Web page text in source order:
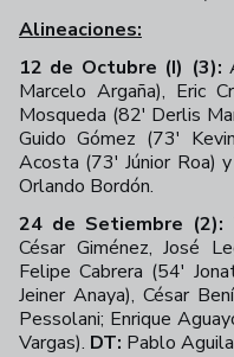
Alineaciones:
12 de Octubre (I) (3):
Marcelo Argaña), Eric
Mosqueda (82' Derlis
Guido Gómez (73'
Acosta (73' Júnior Roa)
Orlando Bordón.
24 de Setiembre (2):
César Giménez, José
Felipe Cabrera (54'
Jeiner Anaya), César
Pessolani; Enrique
Vargas). DT: Pablo